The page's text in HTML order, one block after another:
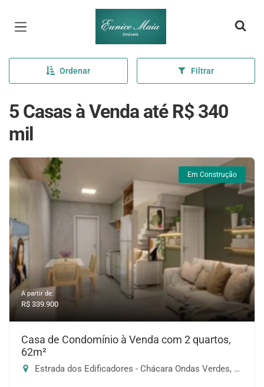
Página inicial
Ordenar Filtrar
5 Casas à Venda até R$ 340
mil
Em Construção
A partir de:
R$ 339.900
Casa de Condomínio à Venda com 2 quartos,
62m²
Estrada dos Edificadores - Chácara Ondas Verdes, Cotia-SP